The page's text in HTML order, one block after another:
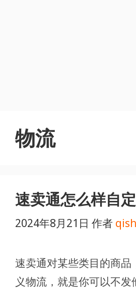
物流
速卖通怎么样自
2024年8月21日 作者
速卖通对某些类目的商品
义物流，就是你可以不